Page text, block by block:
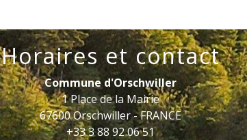
Horaires et contact
Commune d'Orschwiller
1 Place de la Mairie
67600 Orschwiller - FRANCE
+33 3 88 92 06 51